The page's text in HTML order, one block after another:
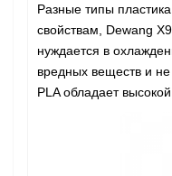
Разные типы
свойствам, Dewang
нуждается в
вредных веществ и
PLA обладает